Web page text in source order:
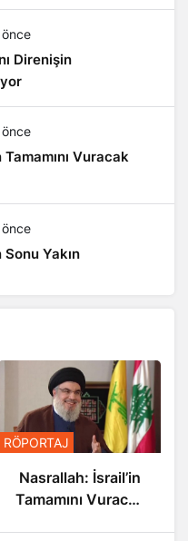
Direnişin
Vuracak
Yakın
RÖPORTAJ
Nasrallah: İsrail’in
Tamamını Vuracak